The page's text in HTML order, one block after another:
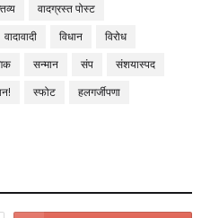
वादग्रस्त पोस्ट
वादावादी विधान
विरोध
सन्मान संप
संशयास्पद
स्फोट
हलगर्जीपणा